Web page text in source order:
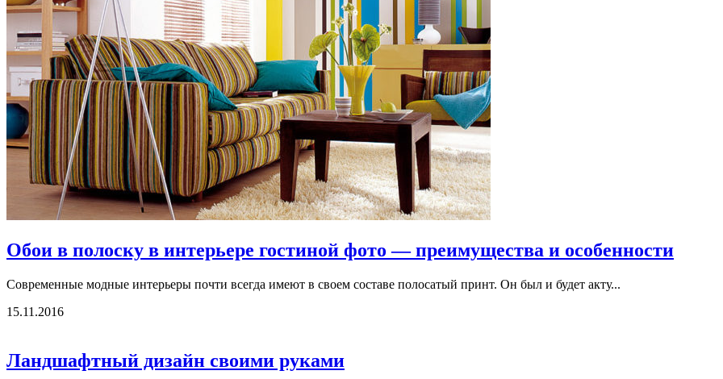
Обои в полоску в интерьере гостиной фото — преимущества и особенности
Современные модные интерьеры почти всегда имеют в своем составе полосатый принт. Он был и будет акту...
15.11.2016
Ландшафтный дизайн своими руками